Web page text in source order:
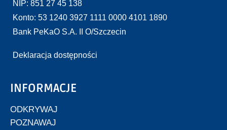
NIP: 851 27 45 138
Konto: 53 1240 3927 1111 0000 4101 1890
Bank PeKaO S.A. II O/Szczecin
Deklaracja dostępności
INFORMACJE
ODKRYWAJ
POZNAWAJ